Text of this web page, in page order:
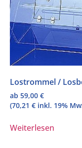
Lostrommel /
ab 59,00 €
(70,21 € inkl. 19%
Weiterlesen